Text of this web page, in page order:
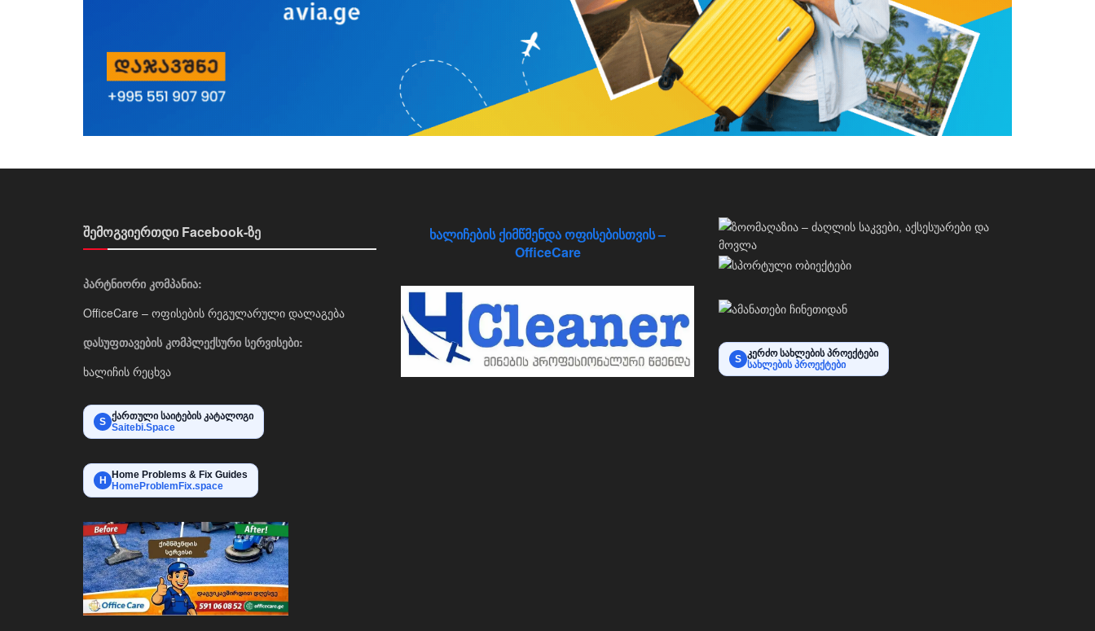
შემოგვიერთდი Facebook-ზე
პარტნიორი კომპანია:
OfficeCare – ოფისების რეგულარული დალაგება
დასუფთავების კომპლექსური სერვისები:
ხალიჩის რეცხვა
S ქართული საიტების კატალოგი
Saitebi.Space
H
Home Problems & Fix Guides
HomeProblemFix.space
ხალიჩების ქიმწმენდა ოფისებისთვის –
OfficeCare
S კერძო სახლების პროექტები
სახლების პროექტები